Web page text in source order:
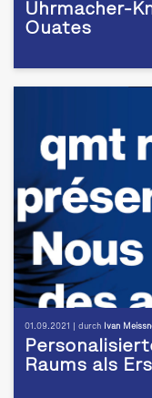
Uhrmacher-
Ouates
01.09.2021 | durch Ivan
Raums als